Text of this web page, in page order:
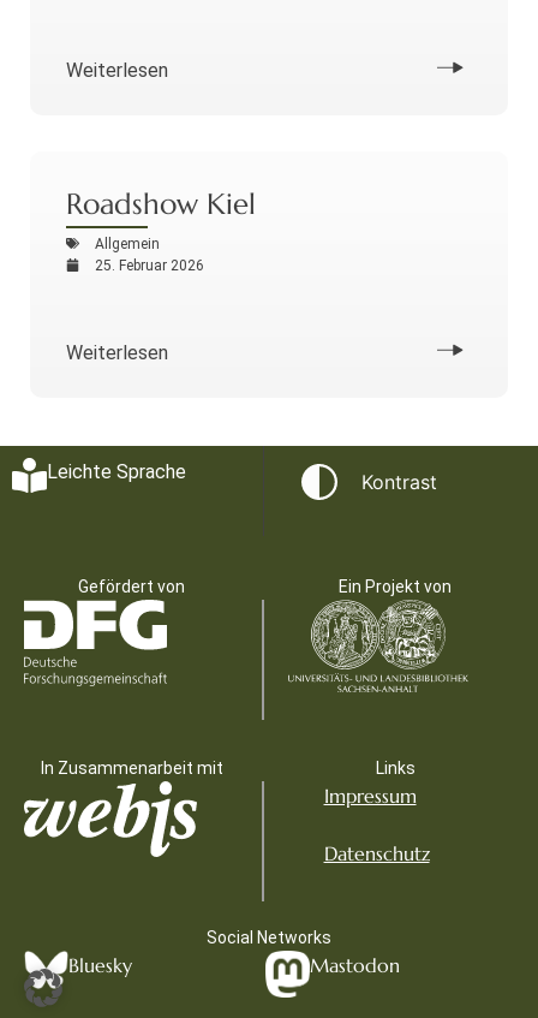
Weiterlesen
Roadshow Kiel
Allgemein
25. Februar 2026
Weiterlesen
Leichte Sprache Kontrast
Gefördert von Ein Projekt von
In Zusammenarbeit mit Links
Impressum
Datenschutz
Social Networks
Bluesky Mastodon